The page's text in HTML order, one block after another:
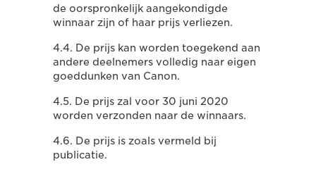
de oorspronkelijk aangekondigde
winnaar zijn of haar prijs verliezen.
4.4. De prijs kan worden toegekend aan
andere deelnemers volledig naar eigen
goeddunken van Canon.
4.5. De prijs zal voor 30 juni 2020
worden verzonden naar de winnaars.
4.6. De prijs is zoals vermeld bij
publicatie.